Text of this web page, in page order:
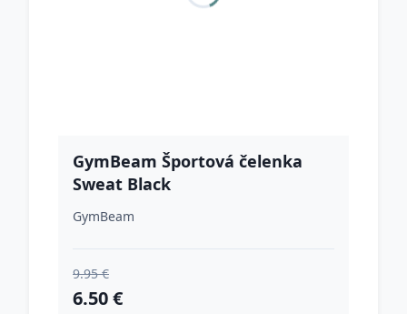
GymBeam Športová čelenka
Sweat Black
GymBeam
9.95 €
6.50 €